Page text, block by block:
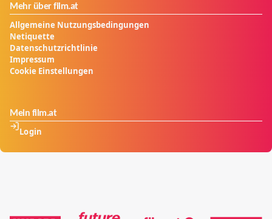
Mehr über film.at
Allgemeine Nutzungsbedingungen
Netiquette
Datenschutzrichtlinie
Impressum
Cookie Einstellungen
Mein film.at
Login